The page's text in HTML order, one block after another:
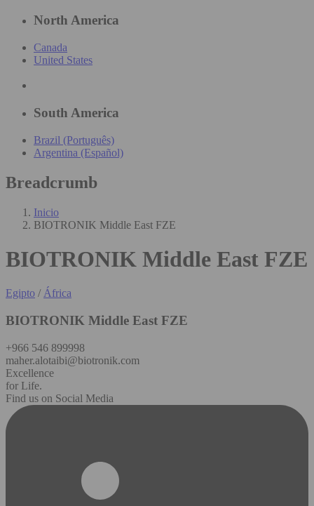
North America
Canada
United States
South America
Brazil (Português)
Argentina (Español)
Breadcrumb
Inicio
BIOTRONIK Middle East FZE
BIOTRONIK Middle East FZE
Egipto / África
BIOTRONIK Middle East FZE
+966 546 899998
maher.alotaibi@biotronik.com
Excellence
for Life.
Find us on Social Media